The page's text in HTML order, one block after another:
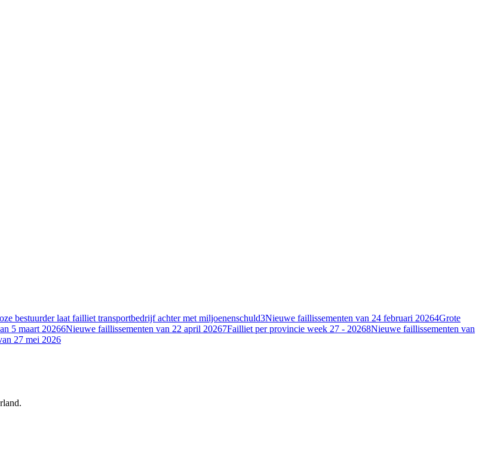
bestuurder laat failliet transportbedrijf achter met miljoenenschuld3Nieuwe faillissementen van 24 februari 20264Grote
5 maart 20266Nieuwe faillissementen van 22 april 20267Failliet per provincie week 27 - 20268Nieuwe faillissementen van
27 mei 2026